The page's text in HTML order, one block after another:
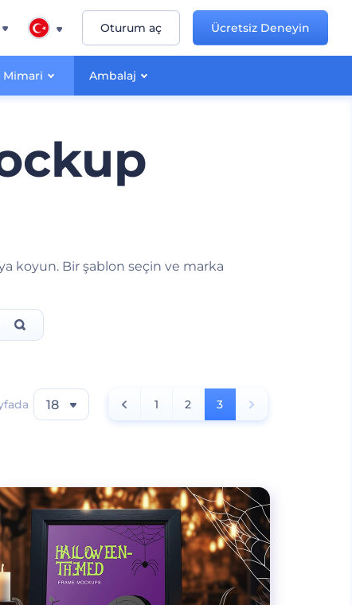
Mimari Ambalaj
Oturum aç Ücretsiz Deneyin
koyun. Bir şablon seçin ve marka
18 1 2 3